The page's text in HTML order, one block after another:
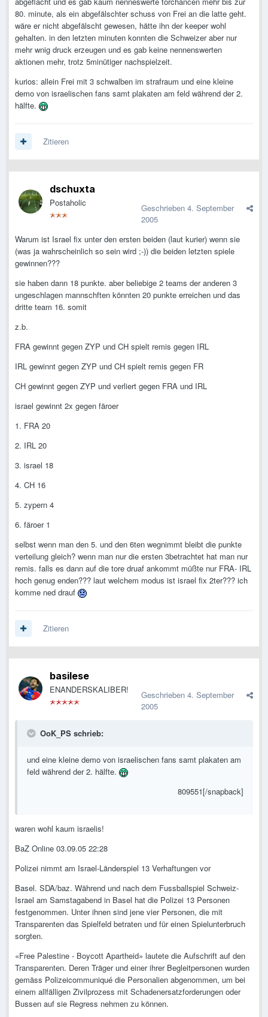
80. minute, als ein abgefälschter schuss von Frei an die latte geht.
wäre er nicht abgefälscht gewesen, hätte ihn der keeper wohl
gehalten. in den letzten minuten konnten die Schweizer aber nur
mehr wnig druck erzeugen und es gab keine nennenswerten
aktionen mehr, trotz 5minütiger nachspielzeit.
kurios: allein Frei mit 3 schwalben im strafraum und eine kleine
demo von israelischen fans samt plakaten am feld während der 2.
hälfte.
Zitieren
dschuxta
Postaholic Geschrieben 4. September
2005
Warum ist Israel fix unter den ersten beiden (laut kurier) wenn sie
(was ja wahrscheinlich so sein wird ;-)) die beiden letzten spiele
gewinnen???
sie haben dann 18 punkte. aber beliebige 2 teams der anderen 3
ungeschlagen mannschften könnten 20 punkte erreichen und das
dritte team 16. somit
z.b.
FRA gewinnt gegen ZYP und CH spielt remis gegen IRL
IRL gewinnt gegen ZYP und CH spielt remis gegen FR
CH gewinnt gegen ZYP und verliert gegen FRA und IRL
israel gewinnt 2x gegen färoer
1. FRA 20
2. IRL 20
3. israel 18
4. CH 16
5. zypern 4
6. färoer 1
selbst wenn man den 5. und den 6ten wegnimmt bleibt die punkte
verteilung gleich? wenn man nur die ersten 3betrachtet hat man nur
remis. falls es dann auf die tore druaf ankommt müßte nur FRA- IRL
hoch genug enden??? laut welchem modus ist israel fix 2ter??? ich
komme ned drauf
Zitieren
basilese
ENANDERSKALIBER! Geschrieben 4. September
2005
OoK_PS schrieb:
und eine kleine demo von israelischen fans samt plakaten am
feld während der 2. hälfte.
809551[/snapback]
waren wohl kaum israelis!
BaZ Online 03.09.05 22:28
Polizei nimmt am Israel-Länderspiel 13 Verhaftungen vor
Basel. SDA/baz. Während und nach dem Fussballspiel Schweiz-
Israel am Samstagabend in Basel hat die Polizei 13 Personen
festgenommen. Unter ihnen sind jene vier Personen, die mit
Transparenten das Spielfeld betraten und für einen Spielunterbruch
sorgten.
«Free Palestine - Boycott Apartheid» lautete die Aufschrift auf den
Transparenten. Deren Träger und einer ihrer Begleitpersonen wurden
gemäss Polizeicommuniqué die Personalien abgenommen, um bei
einem allfälligen Zivilprozess mit Schadenersatzforderungen oder
Bussen auf sie Regress nehmen zu können.